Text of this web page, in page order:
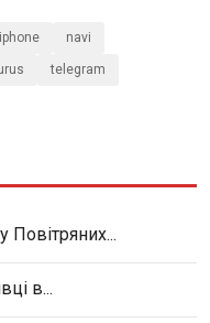
iphone navi
telegram
в...